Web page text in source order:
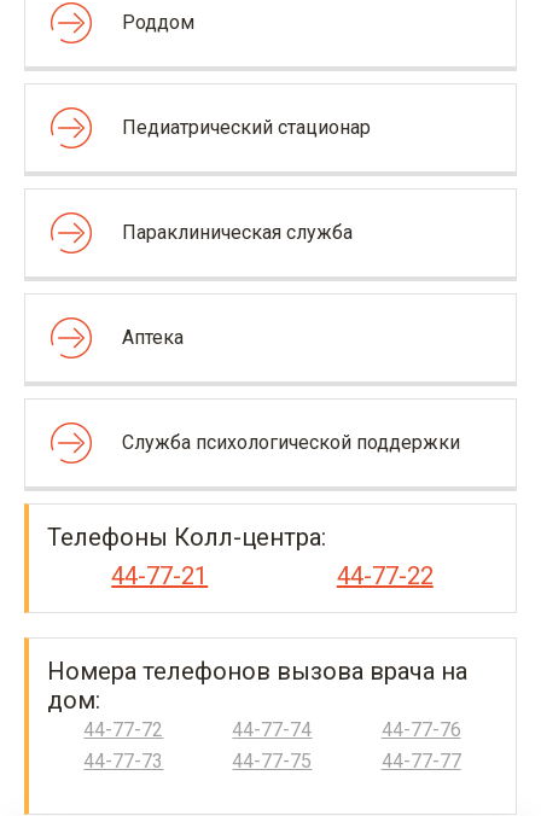
Роддом
Педиатрический стационар
Параклиническая служба
Аптека
Cлужба психологической поддержки
Телефоны Колл-центра:
44-77-21
44-77-22
Номера телефонов вызова врача на
дом:
44-77-72
44-77-73
44-77-74
44-77-75
44-77-76
44-77-77